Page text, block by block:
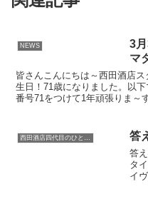
NEWS
3
マ
皆さんこんにちは～西田酒店
生日！71歳になりました。以
番号71をつけて1年頑張りま～
西田酒店四代目のひとり言 答
答
タ
イ